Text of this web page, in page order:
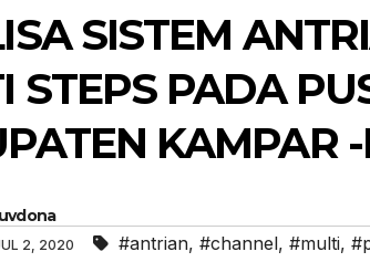
SISTEM
STEPS PADA
KAMPAR
uvdona
2, 2020 #antrian, #channel, #multi,